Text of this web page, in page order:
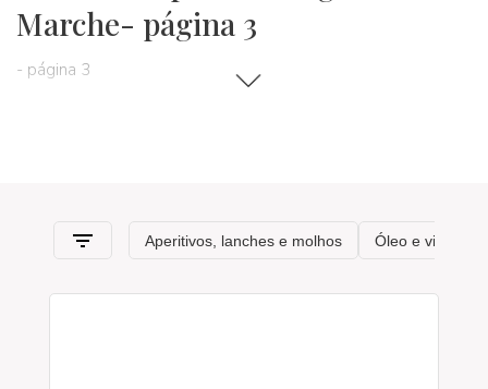
Marche- página 3
- página 3